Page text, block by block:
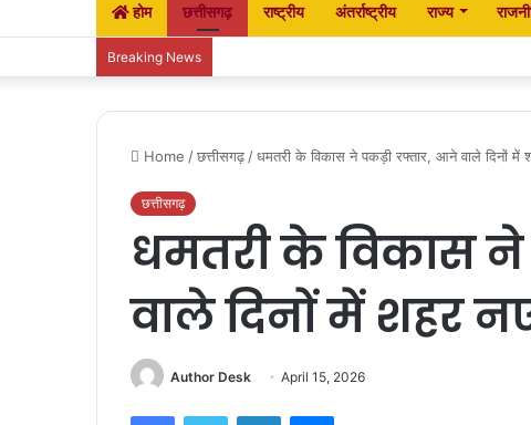
होम छत्तीसगढ़ राष्ट्रीय अंतर्राष्ट्रीय राज्य
Breaking News
Home /छत्तीसगढ़ /धमतरी के विकास ने पकड़ी रफ्तार, आने वाले दिनों में
छत्तीसगढ़
धमतरी के विकास
वाले दिनों में शहर
Author Desk April 15, 2026
FacebookTwitter LinkedInMessenger